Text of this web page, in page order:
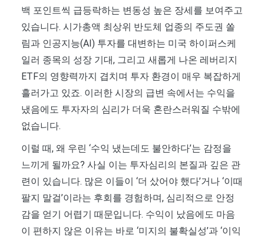
백 포인트씩 급등락하는 변동성 높은 장세를 보여주고
있습니다. 시가총액 최상위 반도체 업종의 주도권 쏠
림과 인공지능(AI) 투자를 대변하는 미국 하이퍼스케
일러 종목의 성장 기대, 그리고 새롭게 나온 레버리지
ETF의 영향력까지 겹치며 투자 환경이 매우 복잡하게
흘러가고 있죠. 이러한 시장의 급변 속에서는 수익을
냈음에도 투자자의 심리가 더욱 혼란스러워질 수밖에
없습니다.
이럴 때, 왜 우린 ‘수익 냈는데도 불안하다’는 감정을
느끼게 될까요? 사실 이는 투자심리의 본질과 깊은 관
련이 있습니다. 많은 이들이 ‘더 샀어야 했다’거나 ‘이때
팔지 말걸’이라는 후회를 경험하며, 심리적으로 안정
감을 얻기 어렵기 때문입니다. 수익이 났음에도 마음
이 편하지 않은 이유는 바로 ‘미지의 불확실성’과 ‘이익